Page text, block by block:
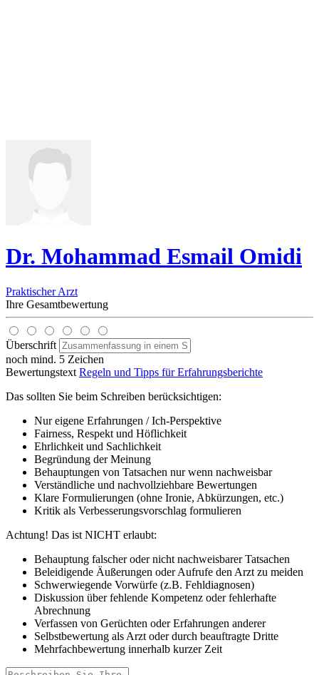
Dr. Mohammad Esmail Omidi
Praktischer Arzt
Ihre Gesamtbewertung
Überschrift
noch mind. 5 Zeichen
Bewertungstext Regeln und Tipps für Erfahrungsberichte
Das sollten Sie beim Schreiben berücksichtigen:
Nur eigene Erfahrungen / Ich-Perspektive
Fairness, Respekt und Höflichkeit
Ehrlichkeit und Sachlichkeit
Begründung der Meinung
Behauptungen von Tatsachen nur wenn nachweisbar
Verständliche und nachvollziehbare Bewertungen
Klare Formulierungen (ohne Ironie, Abkürzungen, etc.)
Kritik als Verbesserungsvorschlag formulieren
Achtung! Das ist NICHT erlaubt:
Behauptung falscher oder nicht nachweisbarer Tatsachen
Beleidigende Äußerungen oder Aufrufe den Arzt zu meiden
Schwerwiegende Vorwürfe (z.B. Fehldiagnosen)
Diskussion über fehlende Kompetenz oder fehlerhafte
Abrechnung
Verfassen von Gerüchten oder Erfahrungen anderer
Selbstbewertung als Arzt oder durch beauftragte Dritte
Mehrfachbewertung innerhalb kurzer Zeit